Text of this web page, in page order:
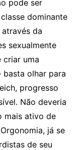
pode ser
dominante
da
sexualmente
criar uma
basta olhar para
progresso
Não deveria
mais ativo de
já se
de seu